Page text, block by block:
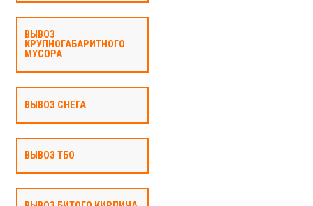
ВЫВОЗ
КРУПНОГАБАРИТНОГО
МУСОРА
ВЫВОЗ СНЕГА
ВЫВОЗ ТБО